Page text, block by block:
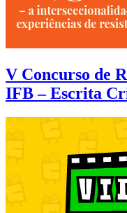
V Concurso de
IFB – Escrita